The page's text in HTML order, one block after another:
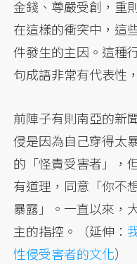
金錢、尊嚴受創，重
在這樣的衝突中，這
件發生的主因。這種
句成語非常有代表性
前陣子有則南亞的新
侵是因為自己穿得太
的「怪責受害者」，
有道理，同意「你不
暴露」。一直以來，
主的指控。（延伸：
性侵受害者的文化）